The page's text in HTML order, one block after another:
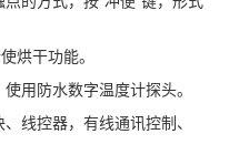
烘干功能。
用防水数字温度计探头。
线控器，有线通讯控制、